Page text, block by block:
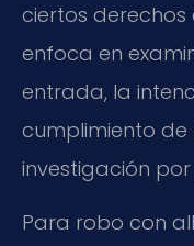
ciertos derechos
enfoca en
entrada, la
cumplimiento
investigación
Para robo con